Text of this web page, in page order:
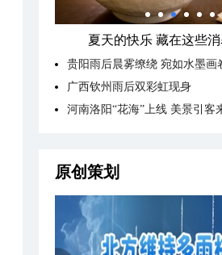
夏天的快乐 藏在这些
贵阳雨后晨雾缭绕 宛如水墨画
广西钦州雨后双彩虹现身
河南洛阳“花海”上线 美景引客
原创策划